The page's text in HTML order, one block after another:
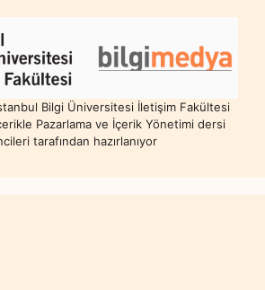
Bilgi Üniversitesi İletişim Fakültesi
Pazarlama ve İçerik Yönetimi dersi
tarafından hazırlanıyor